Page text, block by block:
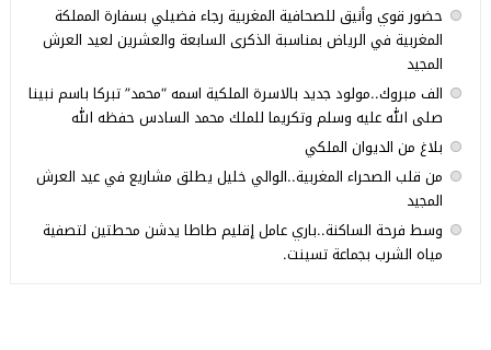
حضور قوي وأنيق للصحافية المغربية رجاء فضيلي بسفارة المملكة
المغربية في الرياض بمناسبة الذكرى السابعة والعشرين لعيد العرش
المجيد
الف مبروك..مولود جديد بالاسرة الملكية اسمه “محمد” تبركا باسم نبينا
صلى الله عليه وسلم وتكريما للملك محمد السادس حفظه الله
بلاغ من الديوان الملكي
من قلب الصحراء المغربية..الوالي خليل يطلق مشاريع في عيد العرش
المجيد
وسط فرحة الساكنة..باري عامل إقليم طاطا يدشن محطتين لتصفية
مياه الشرب بجماعة تسينت.